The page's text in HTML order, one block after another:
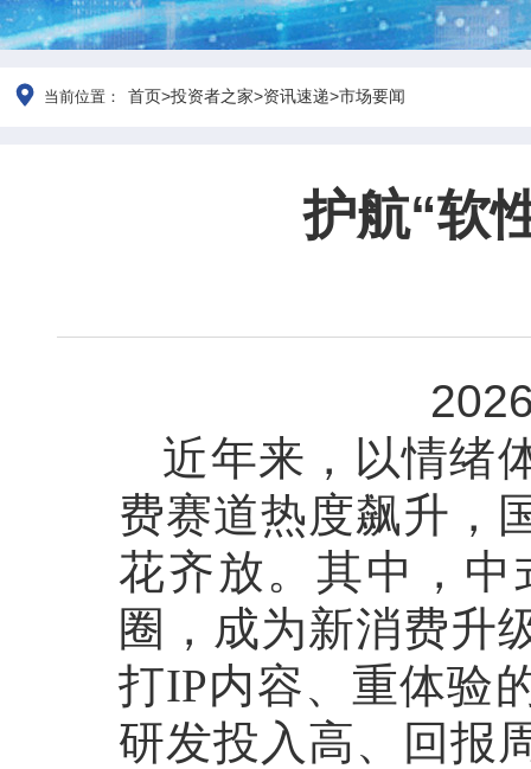
当前位置： 首页>投资者之家>资讯速递>市场要闻
护航“软
202
近年来，以情绪
费赛道热度飙升，
花齐放。其中，
圈，成为新消费升
打IP内容、重体验
研发投入高、回报